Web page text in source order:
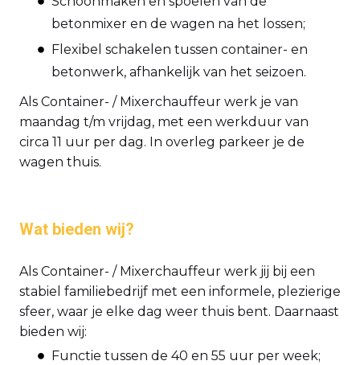
betonmixer en de wagen na het lossen;
Flexibel schakelen tussen container- en
betonwerk, afhankelijk van het seizoen.
Als Container- / Mixerchauffeur werk je van
maandag t/m vrijdag, met een werkduur van
circa 11 uur per dag. In overleg parkeer je de
wagen thuis.
Wat bieden wij?
Als Container- / Mixerchauffeur werk jij bij een
stabiel familiebedrijf met een informele, plezierige
sfeer, waar je elke dag weer thuis bent. Daarnaast
bieden wij:
Functie tussen de 40 en 55 uur per week;